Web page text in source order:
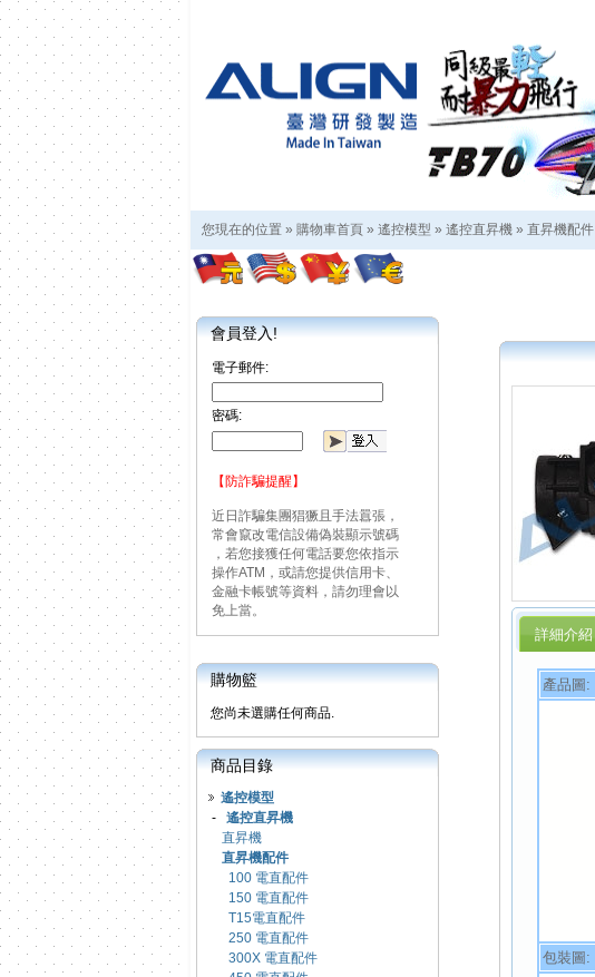
您現在的位置 » 購物車首頁 » 遙控模型 » 遙控直昇機 » 直昇機配件
會員登入!
電子郵件:
密碼:
【防詐騙提醒】
近日詐騙集團猖獗且手法囂張，
常會竄改電信設備偽裝顯示號碼
，若您接獲任何電話要您依指示
操作ATM，或請您提供信用卡、
金融卡帳號等資料，請勿理會以
免上當。
購物籃
您尚未選購任何商品.
商品目錄
遙控模型
- 遙控直昇機
直昇機
直昇機配件
100 電直配件
150 電直配件
T15電直配件
250 電直配件
300X 電直配件
詳細介紹
產品圖:
包裝圖: